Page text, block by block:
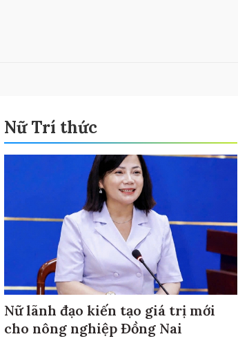
Nữ Trí thức
Nữ lãnh đạo kiến tạo giá trị mới
cho nông nghiệp Đồng Nai